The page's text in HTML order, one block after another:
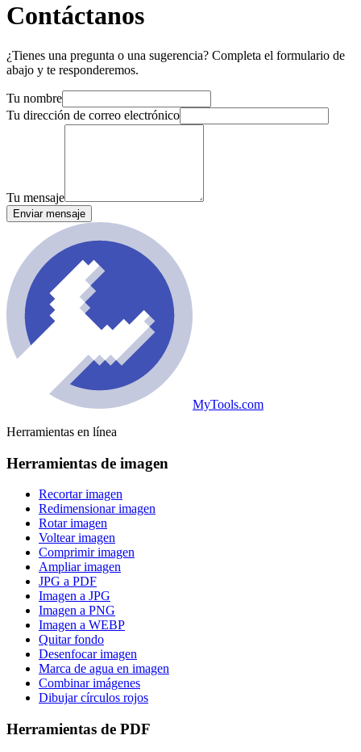
Contáctanos
¿Tienes una pregunta o una sugerencia? Completa el formulario de
abajo y te responderemos.
Tu nombre
Tu dirección de correo electrónico
Tu mensaje
Enviar mensaje
MyTools.com
Herramientas en línea
Herramientas de imagen
Recortar imagen
Redimensionar imagen
Rotar imagen
Voltear imagen
Comprimir imagen
Ampliar imagen
JPG a PDF
Imagen a JPG
Imagen a PNG
Imagen a WEBP
Quitar fondo
Desenfocar imagen
Marca de agua en imagen
Combinar imágenes
Dibujar círculos rojos
Herramientas de PDF